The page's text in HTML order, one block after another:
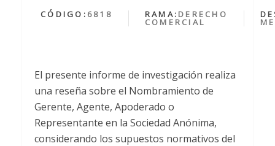
CÓDIGO: 6818 RAMA: DERECHO
COMERCIAL
El presente informe de investigación realiza
una reseña sobre el Nombramiento de
Gerente, Agente, Apoderado o
Representante en la Sociedad Anónima,
considerando los supuestos normativos del